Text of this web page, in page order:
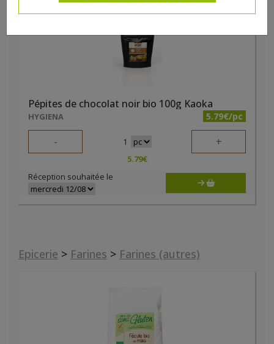
Pépites de chocolat noir bio 100g Kaoka
HYGIENA 5.79€/pc
- 1 +
5.79€
Réception souhaitée le
Epicerie > Farines > Farines (autres)